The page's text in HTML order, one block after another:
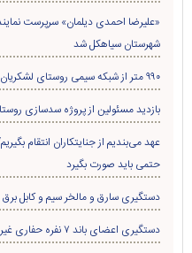
«علیرضا احمدی دیلمان» سرپرست
شهرستان سیاهکل شد
۹۹۰ متر از شبکه سیمی روستای لشکریان به کابل خودنگهدار ارتقاء یافت
بازدید مسئولین از پروژه سدسازی
عهد می‌بندیم از جنایتکاران انتقام
حتمی باید صورت بگیرد
دستگیری سارق و مالخر سیم و کابل
دستگیری اعضای باند ۷ نفره حفاری غير مجاز درسیاهکل